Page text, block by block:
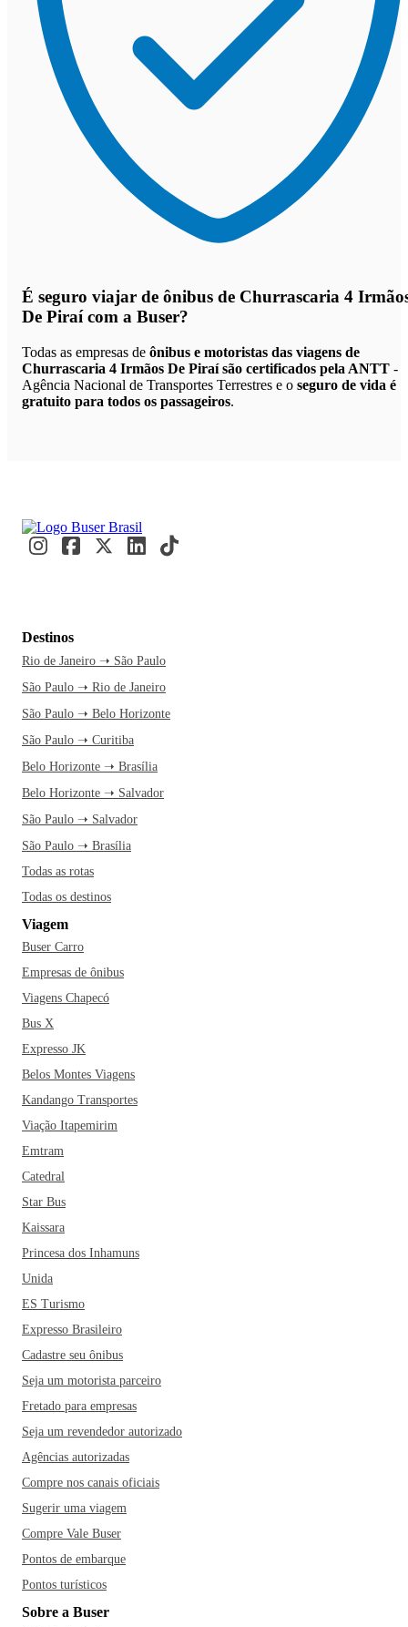
É seguro viajar de ônibus de Churrascaria 4
De Piraícom a Buser?
Todas as empresas de ônibus e motoristas das viagens de
Churrascaria 4 Irmãos De Piraí são certificados pela ANTT -
Agência Nacional de Transportes Terrestres e o seguro de vida é
gratuito para todos os passageiros.
Destinos
Rio de Janeiro ➝ São Paulo
São Paulo ➝ Rio de Janeiro
São Paulo ➝ Belo Horizonte
São Paulo ➝ Curitiba
Belo Horizonte ➝ Brasília
Belo Horizonte ➝ Salvador
São Paulo ➝ Salvador
São Paulo ➝ Brasília
Todas as rotas
Todas os destinos
Viagem
Buser Carro
Empresas de ônibus
Viagens Chapecó
Bus X
Expresso JK
Belos Montes Viagens
Kandango Transportes
Viação Itapemirim
Emtram
Catedral
Star Bus
Kaissara
Princesa dos Inhamuns
Unida
ES Turismo
Expresso Brasileiro
Cadastre seu ônibus
Seja um motorista parceiro
Fretado para empresas
Seja um revendedor autorizado
Agências autorizadas
Compre nos canais oficiais
Sugerir uma viagem
Compre Vale Buser
Pontos de embarque
Pontos turísticos
Sobre a Buser